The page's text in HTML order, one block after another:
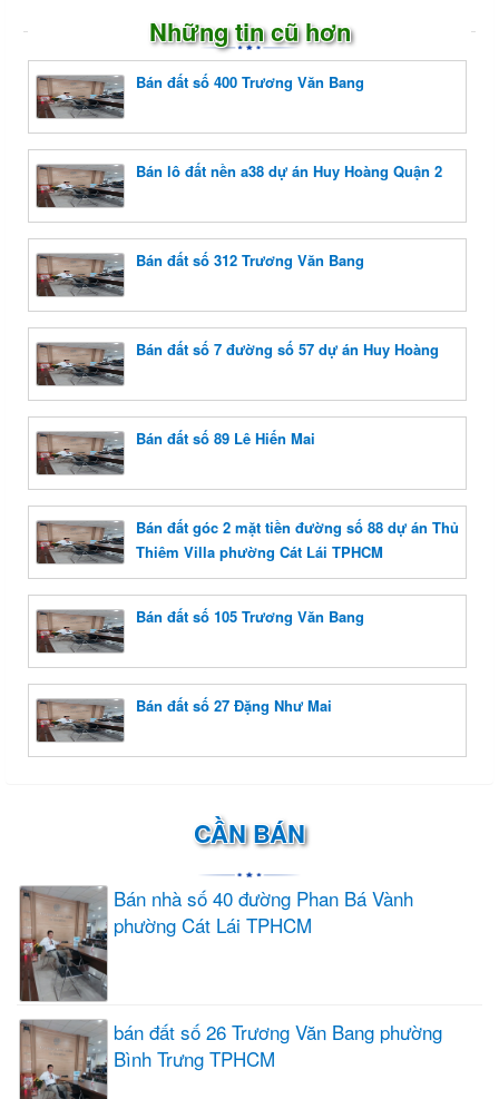
Những tin cũ hơn
Bán đất số 400 Trương Văn Bang
Bán lô đất nền a38 dự án Huy Hoàng Quận 2
Bán đất số 312 Trương Văn Bang
Bán đất số 7 đường số 57 dự án Huy Hoàng
Bán đất số 89 Lê Hiến Mai
Bán đất góc 2 mặt tiền đường số 88 dự án Thủ
Thiêm Villa phường Cát Lái TPHCM
Bán đất số 105 Trương Văn Bang
Bán đất số 27 Đặng Như Mai
CẦN BÁN
Bán nhà số 40 đường Phan Bá Vành
phường Cát Lái TPHCM
bán đất số 26 Trương Văn Bang phường
Bình Trưng TPHCM